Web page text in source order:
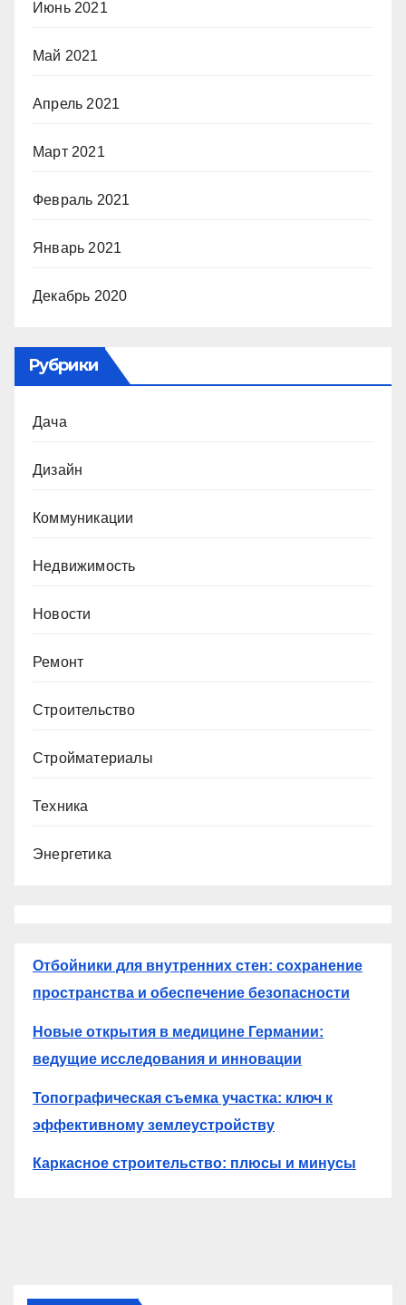
Июнь 2021
Май 2021
Апрель 2021
Март 2021
Февраль 2021
Январь 2021
Декабрь 2020
Рубрики
Дача
Дизайн
Коммуникации
Недвижимость
Новости
Ремонт
Строительство
Стройматериалы
Техника
Энергетика
Отбойники для внутренних стен: сохранение
пространства и обеспечение безопасности
Новые открытия в медицине Германии:
ведущие исследования и инновации
Топографическая съемка участка: ключ к
эффективному землеустройству
Каркасное строительство: плюсы и минусы